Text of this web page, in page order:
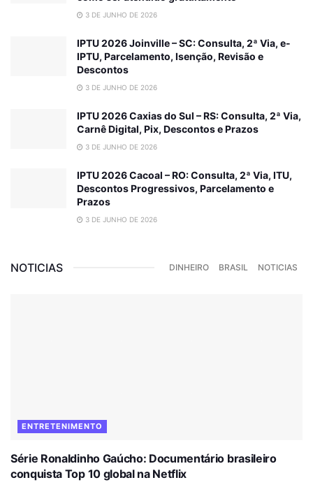
3 DE JUNHO DE 2026
IPTU 2026 Joinville – SC: Consulta, 2ª Via, e-
IPTU, Parcelamento, Isenção, Revisão e
Descontos
3 DE JUNHO DE 2026
IPTU 2026 Caxias do Sul – RS: Consulta, 2ª Via,
Carnê Digital, Pix, Descontos e Prazos
3 DE JUNHO DE 2026
IPTU 2026 Cacoal – RO: Consulta, 2ª Via, ITU,
Descontos Progressivos, Parcelamento e
Prazos
3 DE JUNHO DE 2026
NOTICIAS DINHEIRO BRASIL NOTICIAS
ENTRETENIMENTO
Série Ronaldinho Gaúcho: Documentário brasileiro
conquista Top 10 global na Netflix